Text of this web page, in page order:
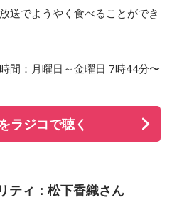
送でようやく食べることができ
間：月曜日～金曜日 7時44分〜
ラジコで聴く
ティ：松下香織さん